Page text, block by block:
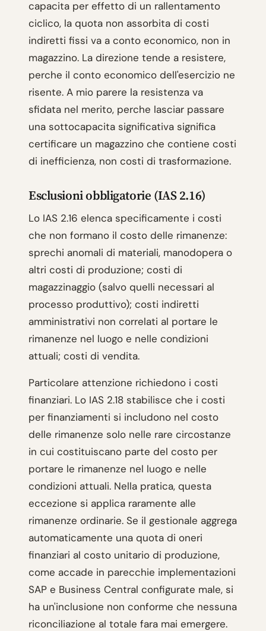
capacita per effetto di un rallentamento
ciclico, la quota non assorbita di costi
indiretti fissi va a conto economico, non in
magazzino. La direzione tende a resistere,
perche il conto economico dell'esercizio ne
risente. A mio parere la resistenza va
sfidata nel merito, perche lasciar passare
una sottocapacita significativa significa
certificare un magazzino che contiene costi
di inefficienza, non costi di trasformazione.
Esclusioni obbligatorie (IAS 2.16)
Lo IAS 2.16 elenca specificamente i costi
che non formano il costo delle rimanenze:
sprechi anomali di materiali, manodopera o
altri costi di produzione; costi di
magazzinaggio (salvo quelli necessari al
processo produttivo); costi indiretti
amministrativi non correlati al portare le
rimanenze nel luogo e nelle condizioni
attuali; costi di vendita.
Particolare attenzione richiedono i costi
finanziari. Lo IAS 2.18 stabilisce che i costi
per finanziamenti si includono nel costo
delle rimanenze solo nelle rare circostanze
in cui costituiscano parte del costo per
portare le rimanenze nel luogo e nelle
condizioni attuali. Nella pratica, questa
eccezione si applica raramente alle
rimanenze ordinarie. Se il gestionale aggrega
automaticamente una quota di oneri
finanziari al costo unitario di produzione,
come accade in parecchie implementazioni
SAP e Business Central configurate male, si
ha un'inclusione non conforme che nessuna
riconciliazione al totale fara mai emergere.